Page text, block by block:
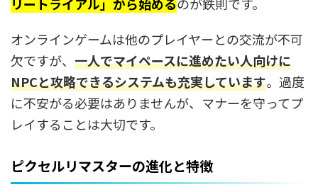
オンラインゲームは他のプレイヤーとの交流が不可
欠ですが、 一人でマイペースに進めたい人向けに
NPCと攻略できるシステムも充実しています。過度
に不安がる必要はありませんが、マナーを守ってプ
レイすることは大切です。
ピクセルリマスターの進化と特徴